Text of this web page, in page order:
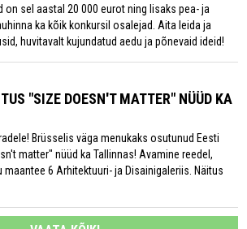
sel aastal 20 000 eurot ning lisaks pea- ja
ka kõik konkursil osalejad. Aita leida ja
huvitavalt kujundatud aedu ja põnevaid ideid!
"SIZE DOESN'T MATTER" NÜÜD KA
Brüsselis väga menukaks osutunud Eesti
matter" nüüd ka Tallinnas! Avamine reedel,
maantee 6 Arhitektuuri- ja Disainigaleriis. Näitus